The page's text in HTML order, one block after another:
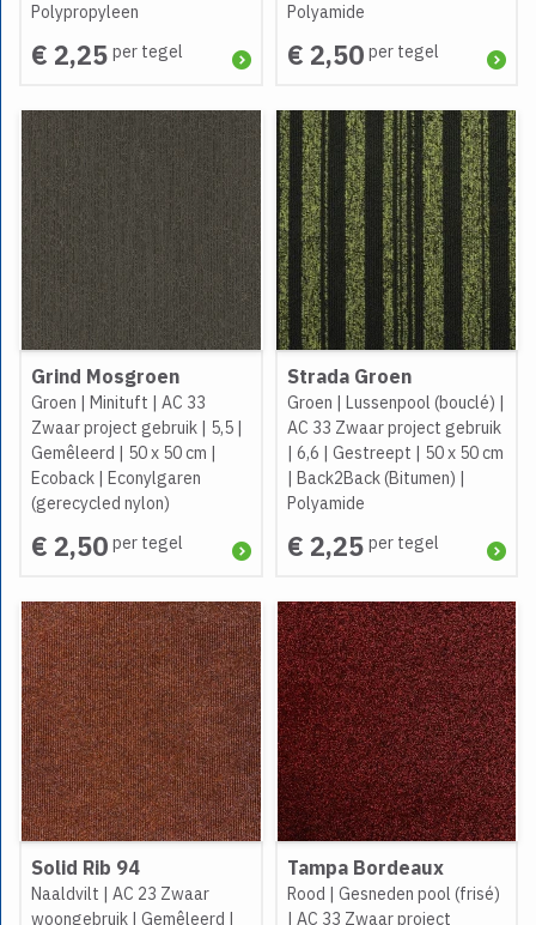
Polypropyleen
€ 2,25 per tegel
Polyamide
€ 2,50 per tegel
Grind Mosgroen
Groen | Minituft | AC 33
Zwaar project gebruik | 5,5 |
Gemêleerd | 50 x 50 cm |
Ecoback | Econylgaren
(gerecycled nylon)
€ 2,50 per tegel
Strada Groen
Groen | Lussenpool (bouclé) |
AC 33 Zwaar project gebruik
| 6,6 | Gestreept | 50 x 50 cm
| Back2Back (Bitumen) |
Polyamide
€ 2,25 per tegel
Solid Rib 94
Naaldvilt | AC 23 Zwaar
woongebruik | Gemêleerd |
Tampa Bordeaux
Rood | Gesneden pool (frisé)
| AC 33 Zwaar project